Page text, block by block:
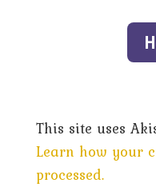
This site uses
Learn how your
processed.